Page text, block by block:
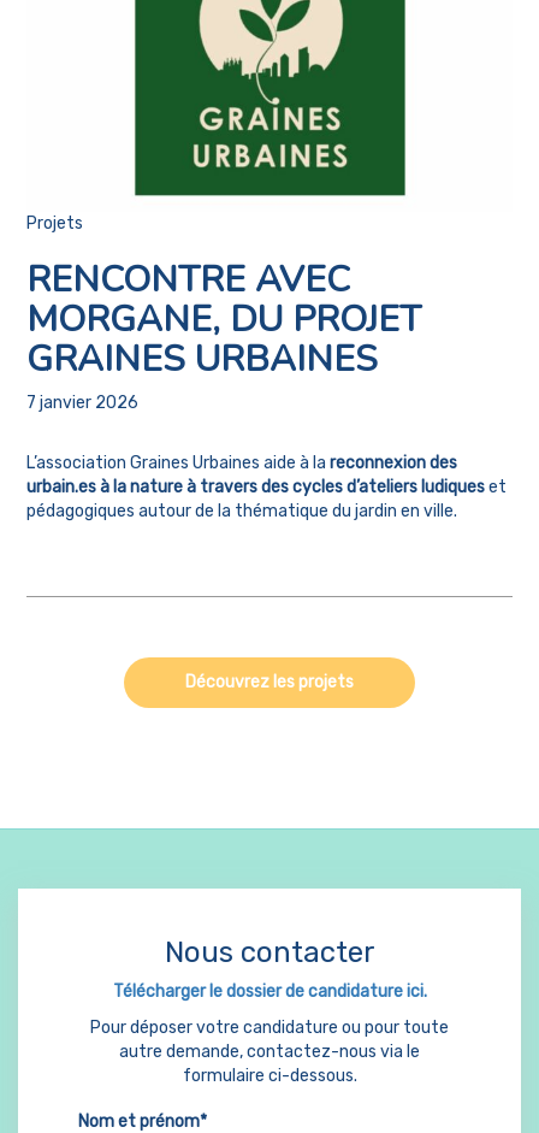
Projets
RENCONTRE AVEC
MORGANE, DU PROJET
GRAINES URBAINES
7 janvier 2026
L’association Graines Urbaines aide à lareconnexion des
urbain.es à la nature à travers des cycles d’ateliers ludiqueset
pédagogiques autour de la thématique du jardin en ville.
Découvrez les projets
Nous contacter
Télécharger le dossier de candidature ici.
Pour déposer votre candidature ou pour toute
autre demande, contactez-nous via le
formulaire ci-dessous.
Nom et prénom*